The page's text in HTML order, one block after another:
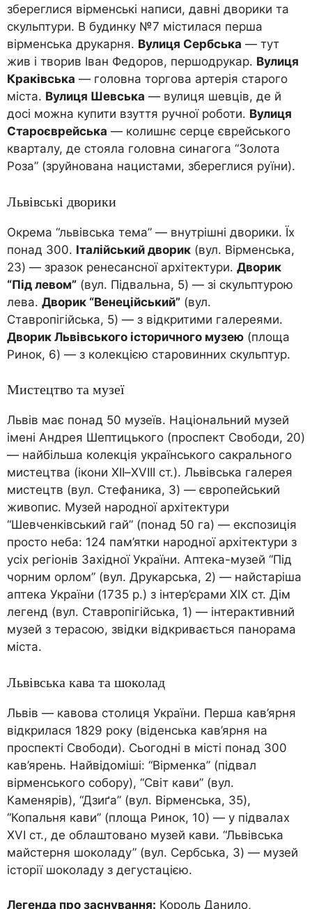
збереглися вірменські написи, давні дворики та
скульптури. В будинку №7 містилася перша
вірменська друкарня. Вулиця Сербська — тут
жив і творив Іван Федоров, першодрукар. Вулиця
Краківська — головна торгова артерія старого
міста. Вулиця Шевська — вулиця шевців, де й
досі можна купити взуття ручної роботи. Вулиця
Староєврейська — колишнє серце єврейського
кварталу, де стояла головна синагога “Золота
Роза” (зруйнована нацистами, збереглися руїни).
Львівські дворики
Окрема “львівська тема” — внутрішні дворики. Їх
понад 300. Італійський дворик (вул. Вірменська,
23) — зразок ренесансної архітектури. Дворик
“Під левом” (вул. Підвальна, 5) — зі скульптурою
лева. Дворик “Венеційський” (вул.
Ставропігійська, 5) — з відкритими галереями.
Дворик Львівського історичного музею (площа
Ринок, 6) — з колекцією старовинних скульптур.
Мистецтво та музеї
Львів має понад 50 музеїв. Національний музей
імені Андрея Шептицького (проспект Свободи, 20)
— найбільша колекція українського сакрального
мистецтва (ікони XII–XVIII ст.). Львівська галерея
мистецтв (вул. Стефаника, 3) — європейський
живопис. Музей народної архітектури
“Шевченківський гай” (понад 50 га) — експозиція
просто неба: 124 пам’ятки народної архітектури з
усіх регіонів Західної України. Аптека-музей “Під
чорним орлом” (вул. Друкарська, 2) — найстаріша
аптека України (1735 р.) з інтер’єрами XIX ст. Дім
легенд (вул. Ставропігійська, 1) — інтерактивний
музей з терасою, звідки відкривається панорама
міста.
Львівська кава та шоколад
Львів — кавова столиця України. Перша кав’ярня
відкрилася 1829 року (віденська кав’ярня на
проспекті Свободи). Сьогодні в місті понад 300
кав’ярень. Найвідоміші: “Вірменка” (підвал
вірменського собору), “Світ кави” (вул.
Каменярів), “Дзиґа” (вул. Вірменська, 35),
“Копальня кави” (площа Ринок, 10) — у підвалах
XVI ст., де облаштовано музей кави. “Львівська
майстерня шоколаду” (вул. Сербська, 3) — музей
історії шоколаду з дегустацією.
Легенда про заснування: Король Данило,